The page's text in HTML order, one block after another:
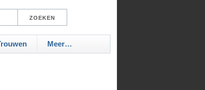
Meer…